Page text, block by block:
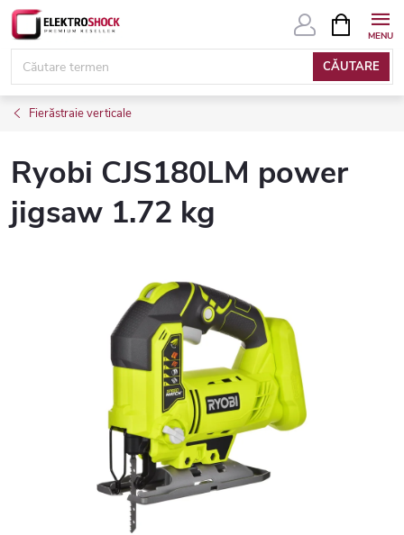
Treci
conținut
CĂUTARE
COŞ
DE
Fierăstraie verticale
Ryobi CJS180LM power
jigsaw 1.72 kg